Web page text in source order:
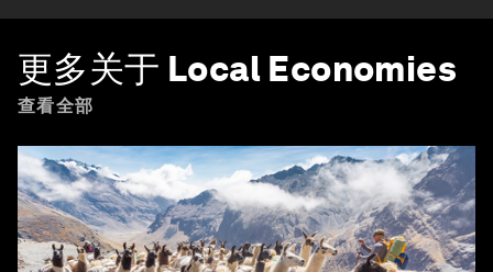
更多关于 Local Economies
查看全部